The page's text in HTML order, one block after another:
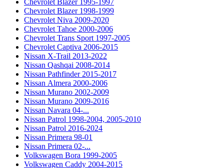
Chevrolet Blazer 1998-1999
Chevrolet Niva 2009-2020
Chevrolet Tahoe 2000-2006
Chevrolet Trans Sport 1997-2005
Chevrolet Captiva 2006-2015
Nissan X-Trail 2013-2022
Nissan Qashqai 2008-2014
Nissan Pathfinder 2015-2017
Nissan Almera 2000-2006
Nissan Murano 2002-2009
Nissan Murano 2009-2016
Nissan Navara 04-...
Nissan Patrol 1998-2004, 2005-2010
Nissan Patrol 2016-2024
Nissan Primera 98-01
Nissan Primera 02-...
Volkswagen Bora 1999-2005
Volkswagen Caddy 2004-2015